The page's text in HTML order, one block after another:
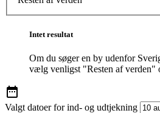
Intet resultat
Om du søger en by udenfor
vælg venligst "Resten af verden"
Valgt datoer for ind- og udtjekning